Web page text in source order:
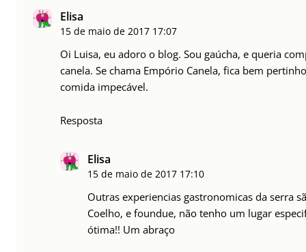
Elisa
15 de maio de 2017 17:07
Oi Luisa, eu adoro o blog. Sou gaúcha, e queria
canela. Se chama Empório Canela, fica bem
comida impecável.
Resposta
Elisa
15 de maio de 2017 17:10
Outras experiencias gastronomicas da serra
Coelho, e foundue, não tenho um lugar
ótima!! Um abraço